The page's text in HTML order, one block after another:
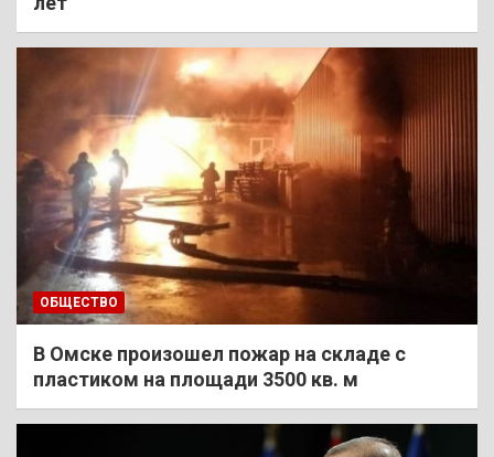
ОБЩЕСТВО
В Омске произошел пожар на складе с
пластиком на площади 3500 кв. м